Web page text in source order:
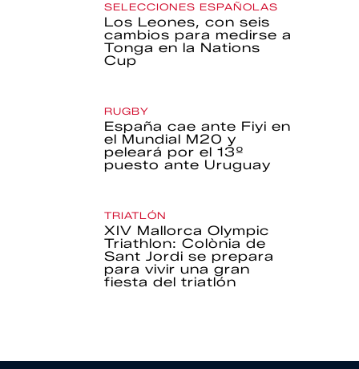
SELECCIONES ESPAÑOLAS
Los Leones, con seis
cambios para medirse a
Tonga en la Nations
Cup
RUGBY
España cae ante Fiyi en
el Mundial M20 y
peleará por el 13º
puesto ante Uruguay
TRIATLÓN
XIV Mallorca Olympic
Triathlon: Colònia de
Sant Jordi se prepara
para vivir una gran
fiesta del triatlón